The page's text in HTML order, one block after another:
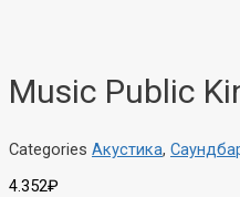
Music Public
Categories Акустика,
4.352₽